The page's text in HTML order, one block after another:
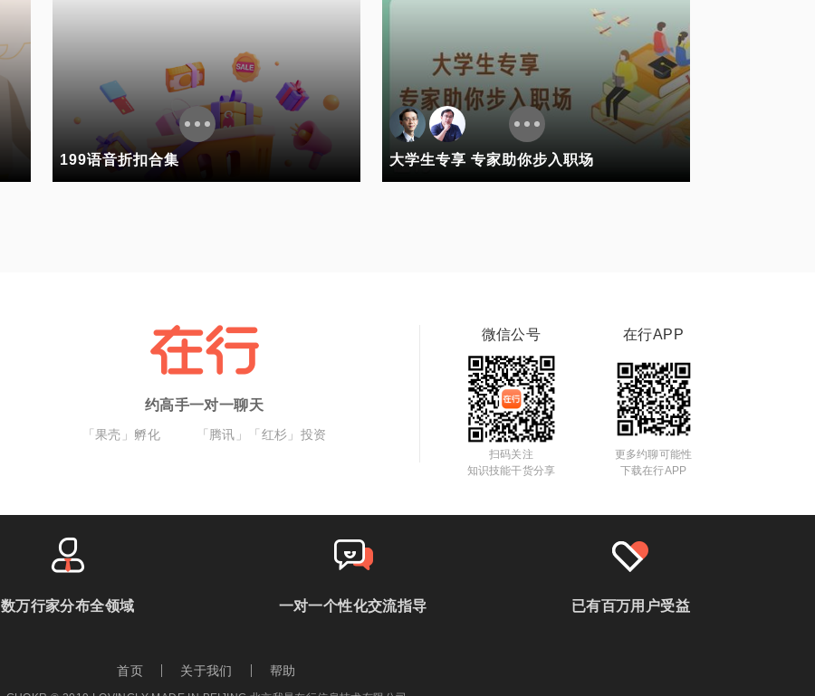
199语音折扣合集 大学生专享 专家助你步入职场
约高手一对一聊天
「果壳」孵化 「腾讯」「红杉」投资
微信公号
扫码关注
知识技能干货分享
在行APP
更多约聊可能性
下载在行APP
数万行家分布全领域 一对一个性化交流指导 已有百万用户受益
首页 关于我们 帮助